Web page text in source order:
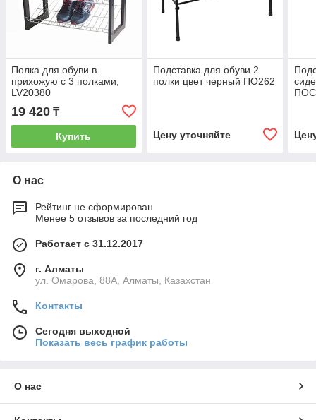
Полка для обуви в
прихожую с 3 полками,
LV20380
19 420 ₸
Купить
Подставка для обуви 2
полки цвет черный ПО262
Цену уточняйте
О нас
Рейтинг не сформирован
Менее 5 отзывов за последний год
Работает с 31.12.2017
г. Алматы
ул. Омарова, 88А, Алматы, Казахстан
Контакты
Сегодня выходной
Показать весь график работы
О нас